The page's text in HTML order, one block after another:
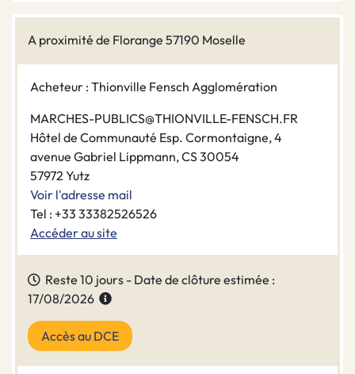
A proximité de Florange 57190 Moselle
Acheteur : Thionville Fensch Agglomération
MARCHES-PUBLICS@THIONVILLE-FENSCH.FR
Hôtel de Communauté Esp. Cormontaigne, 4
avenue Gabriel Lippmann, CS 30054
57972 Yutz
Voir l'adresse mail
Tel : +33 33382526526
Accéder au site
Reste 10 jours - Date de clôture estimée :
17/08/2026
Accès au DCE